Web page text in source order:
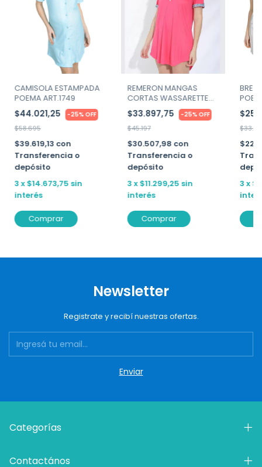
CAMISOLA ESTAMPADA
POEMA ART.1749
$44.021,25 -25% OFF
$58.695
$39.619,13 con
Transferencia o
depósito
3 x$14.673,75 sin
interés
Comprar
REMERON MANGAS
CORTAS WASSARETTE
ART. 31401
$33.897,75 -25% OFF
$45.197
$30.507,98 con
Transferencia o
depósito
3x$11.299,25 sin
interés
Comprar
3 x
Newsletter
Registrate y recibí nuestras ofertas.
Categorías
Contactános